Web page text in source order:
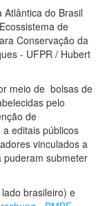
do Brasil
de
Conservação da
- UFPR / Hubert
meio de bolsas de
pelo
de
editais públicos
vinculados a
puderam submeter
brasileiro) e